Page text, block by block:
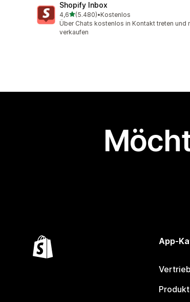
Shopify Inbox
4,6von 5 Sternen
(5.480)
5480 Rezensionen insgesamt
•Kostenlos
Über Chats kostenlos in Kontakt treten und
verkaufen
App-